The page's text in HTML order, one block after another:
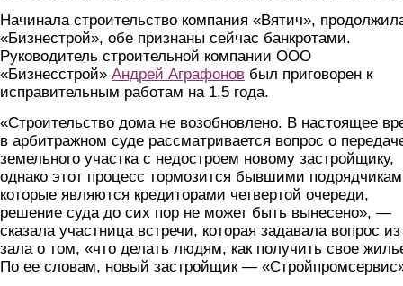
Начинала строительство компания «Вятич»,
«Бизнестрой», обе признаны сейчас банкротами.
Руководитель строительной компании ООО
«Бизнесстрой» Андрей Аграфонов был приговорен к
исправительным работам на 1,5 года.
«Строительство дома не возобновлено. В настоящее
в арбитражном суде рассматривается вопрос о
земельного участка с недостроем новому застройщику,
однако этот процесс тормозится бывшими
которые являются кредиторами четвертой очереди,
решение суда до сих пор не может быть вынесено», —
сказала участница встречи, которая задавала вопрос из
зала о том, «что делать людям, как получить свое
По ее словам, новый застройщик —